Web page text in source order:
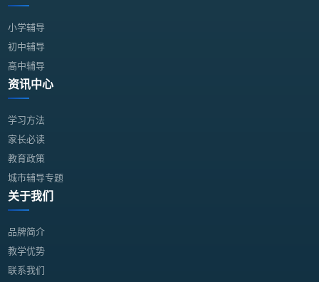
小学辅导
初中辅导
高中辅导
资讯中心
学习方法
家长必读
教育政策
城市辅导专题
关于我们
品牌简介
教学优势
联系我们